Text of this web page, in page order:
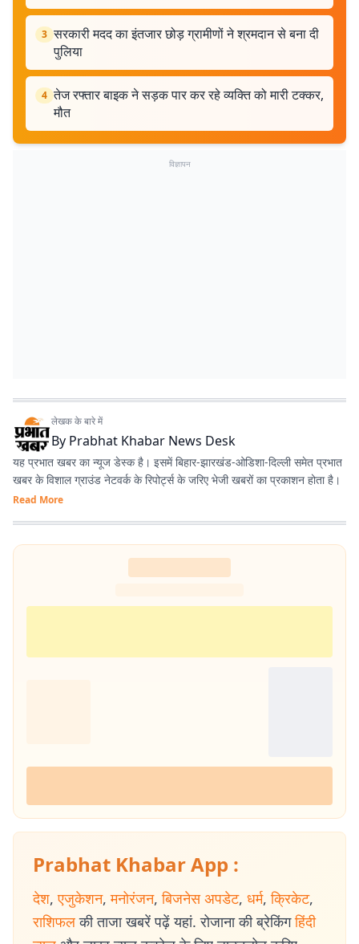
3 सरकारी मदद का इंतजार छोड़ ग्रामीणों ने श्रमदान से बना दी
पुलिया
4 तेज रफ्तार बाइक ने सड़क पार कर रहे व्यक्ति को मारी टक्कर,
मौत
विज्ञापन
लेखक के बारे में
By Prabhat Khabar News Desk
यह प्रभात खबर का न्यूज डेस्क है। इसमें बिहार-झारखंड-ओडिशा-दिल्‍ली समेत प्रभात
खबर के विशाल ग्राउंड नेटवर्क के रिपोर्ट्स के जरिए भेजी खबरों का प्रकाशन होता है।
Read More
Prabhat Khabar App :
देश, एजुकेशन, मनोरंजन, बिजनेस अपडेट, धर्म, क्रिकेट,
राशिफल की ताजा खबरें पढ़ें यहां. रोजाना की ब्रेकिंग हिंदी